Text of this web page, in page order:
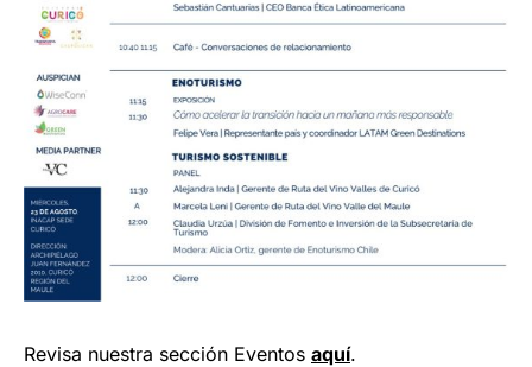
Revisa nuestra sección Eventos aquí.